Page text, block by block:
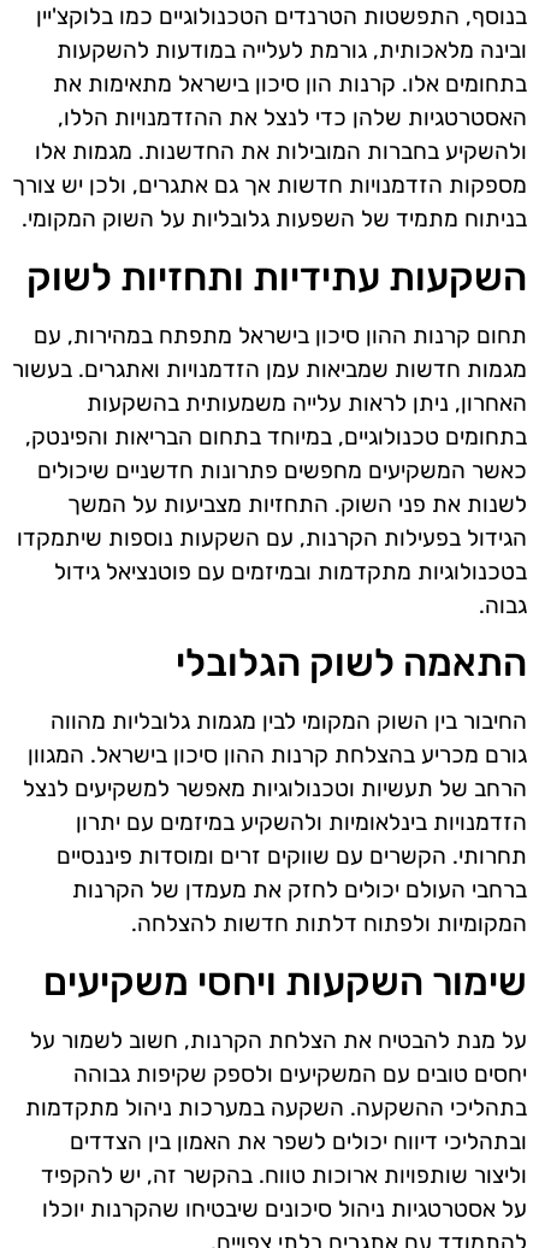
בנוסף, התפשטות הטרנדים הטכנולוגיים כמו בלוקצ'יין
ובינה מלאכותית, גורמת לעלייה במודעות להשקעות
בתחומים אלו. קרנות הון סיכון בישראל מתאימות את
האסטרטגיות שלהן כדי לנצל את ההזדמנויות הללו,
ולהשקיע בחברות המובילות את החדשנות. מגמות אלו
מספקות הזדמנויות חדשות אך גם אתגרים, ולכן יש צורך
בניתוח מתמיד של השפעות גלובליות על השוק המקומי.
השקעות עתידיות ותחזיות לשוק
תחום קרנות ההון סיכון בישראל מתפתח במהירות, עם
מגמות חדשות שמביאות עמן הזדמנויות ואתגרים. בעשור
האחרון, ניתן לראות עלייה משמעותית בהשקעות
בתחומים טכנולוגיים, במיוחד בתחום הבריאות והפינטק,
כאשר המשקיעים מחפשים פתרונות חדשניים שיכולים
לשנות את פני השוק. התחזיות מצביעות על המשך
הגידול בפעילות הקרנות, עם השקעות נוספות שיתמקדו
בטכנולוגיות מתקדמות ובמיזמים עם פוטנציאל גידול
גבוה.
התאמה לשוק הגלובלי
החיבור בין השוק המקומי לבין מגמות גלובליות מהווה
גורם מכריע בהצלחת קרנות ההון סיכון בישראל. המגוון
הרחב של תעשיות וטכנולוגיות מאפשר למשקיעים לנצל
הזדמנויות בינלאומיות ולהשקיע במיזמים עם יתרון
תחרותי. הקשרים עם שווקים זרים ומוסדות פיננסיים
ברחבי העולם יכולים לחזק את מעמדן של הקרנות
המקומיות ולפתוח דלתות חדשות להצלחה.
שימור השקעות ויחסי משקיעים
על מנת להבטיח את הצלחת הקרנות, חשוב לשמור על
יחסים טובים עם המשקיעים ולספק שקיפות גבוהה
בתהליכי ההשקעה. השקעה במערכות ניהול מתקדמות
ובתהליכי דיווח יכולים לשפר את האמון בין הצדדים
וליצור שותפויות ארוכות טווח. בהקשר זה, יש להקפיד
על אסטרטגיות ניהול סיכונים שיבטיחו שהקרנות יוכלו
להתמודד עם אתגרים בלתי צפויים.